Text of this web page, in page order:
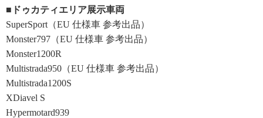
■ドゥカティエリア展示車両
SuperSport（EU 仕様車 参考出品）
Monster797（EU 仕様車 参考出品）
Monster1200R
Multistrada950（EU 仕様車 参考出品）
Multistrada1200S
XDiavel S
Hypermotard939